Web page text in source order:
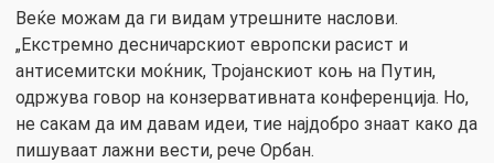
Веќе можам да ги видам утрешните наслови.
„Екстремно десничарскиот европски расист и
антисемитски моќник, Тројанскиот коњ на Путин,
одржува говор на конзервативната конференција. Но,
не сакам да им давам идеи, тие најдобро знаат како да
пишуваат лажни вести, рече Орбан.